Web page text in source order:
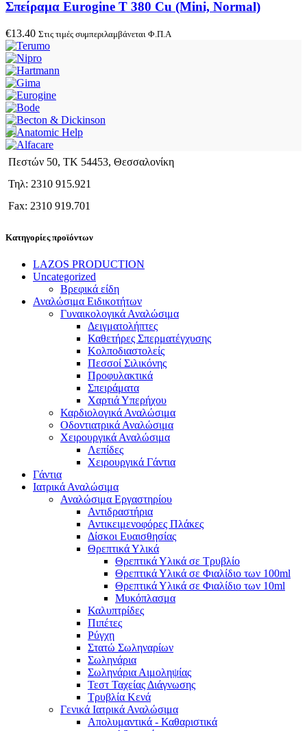
Σπείραμα Eurogine Τ 380 Cu (Mini, Normal)
€13.40 Στις τιμές συμπεριλαμβάνεται Φ.Π.Α
Πεστών 50, ΤΚ 54453, Θεσσαλονίκη
Τηλ: 2310 915.921
Fax: 2310 919.701
Κατηγορίες προϊόντων
LAZOS PRODUCTION
Uncategorized
Βρεφικά είδη
Αναλώσιμα Ειδικοτήτων
Γυναικολογικά Αναλώσιμα
Δειγματολήπτες
Καθετήρες Σπερματέγχυσης
Κολποδιαστολείς
Πεσσοί Σιλικόνης
Προφυλακτικά
Σπειράματα
Χαρτιά Υπερήχου
Καρδιολογικά Αναλώσιμα
Οδοντιατρικά Αναλώσιμα
Χειρουργικά Αναλώσιμα
Λεπίδες
Χειρουργικά Γάντια
Γάντια
Ιατρικά Αναλώσιμα
Αναλώσιμα Εργαστηρίου
Αντιδραστήρια
Αντικειμενοφόρες Πλάκες
Δίσκοι Ευαισθησίας
Θρεπτικά Υλικά
Θρεπτικά Υλικά σε Τρυβλίο
Θρεπτικά Υλικά σε Φιαλίδιο των 100ml
Θρεπτικά Υλικά σε Φιαλίδιο των 10ml
Μυκόπλασμα
Καλυπτρίδες
Πιπέτες
Ρύγχη
Στατώ Σωληναρίων
Σωληνάρια
Σωληνάρια Αιμοληψίας
Τεστ Ταχείας Διάγνωσης
Τρυβλία Κενά
Γενικά Ιατρικά Αναλώσιμα
Απολυμαντικά - Καθαριστικά